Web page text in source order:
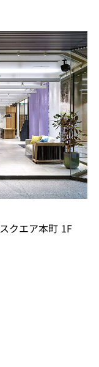
クエア本町 1F